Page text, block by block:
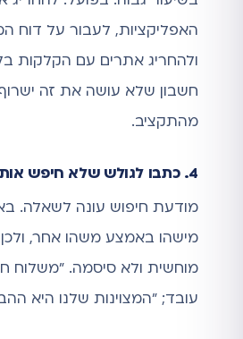
האפליקציות, לעבור על דוח
ולהחריג אתרים עם הקלקות
חשבון שלא עושה את זה
מהתקציב.
4. כתבו לגולש שלא חיפש אותך
מודעת חיפוש עונה לשאלה.
מישהו באמצע משהו אחר,
מוחשית ולא סיסמה. "משלוח
עובד; "המצוינות שלנו היא